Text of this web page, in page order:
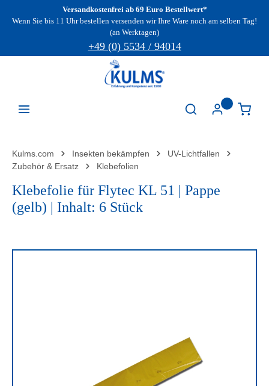
Zum Hauptinhalt springenVersandkostenfrei ab 69 Euro Bestellwert*
Wenn Sie bis 11 Uhr bestellen versenden wir Ihre Ware noch am selben Tag!
(an Werktagen)
+49 (0) 5534 / 94014
Kulms.com Insekten bekämpfen
UV-Lichtfallen
Zubehör & Ersatz
Klebefolien
Klebefolie für Flytec KL 51 | Pappe
(gelb) | Inhalt: 6 Stück